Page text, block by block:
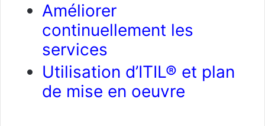
Améliorer
continuellement les
services
Utilisation d’ITIL® et plan
de mise en oeuvre